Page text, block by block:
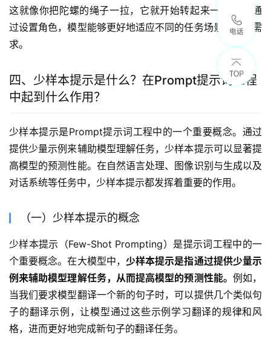
这就像你把陀螺的绳子一拉，它就开始转起来一样……” 通
过设置角色，模型能够更好地适应不同的任务场景和用户需
求。
四、少样本提示是什么？在Prompt提示词工程
中起到什么作用？
少样本提示是Prompt提示词工程中的一个重要概念。通过
提供少量示例来辅助模型理解任务，少样本提示可以显著提
高模型的预测性能。在自然语言处理、图像识别与生成以及
对话系统等任务中，少样本提示都发挥着重要的作用。
（一）少样本提示的概念
少样本提示（Few-Shot Prompting）是提示词工程中的一
个重要概念。在大模型中， 少样本提示是指通过提供少量示
例来辅助模型理解任务，从而提高模型的预测性能。 例如，
当我们要求模型翻译一个新的句子时，可以提供几个类似句
子的翻译示例，让模型通过这些示例学习翻译的规律和风
格，进而更好地完成新句子的翻译任务。